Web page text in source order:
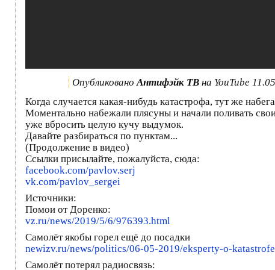
Опубликовано Антифэйк ТВ на YouTube
Когда случается какая-нибудь катастрофа, тут же
Моментально набежали плясуны и начали поливать
уже вбросить целую кучу выдумок.
Давайте разбираться по пунктам...
(Продолжение в видео)
Ссылки присылайте, пожалуйста, сюда:
facebook.com/pavlov.serj
vk.com/pavlov_sergei
Источники:
Помои от Доренко:
vz.ru/news/2019/5/6/976393.html
Самолёт якобы горел ещё до посадки
newizv.ru/news/politics/06-05-2019/eksperty-o-
Самолёт потерял радиосвязь: